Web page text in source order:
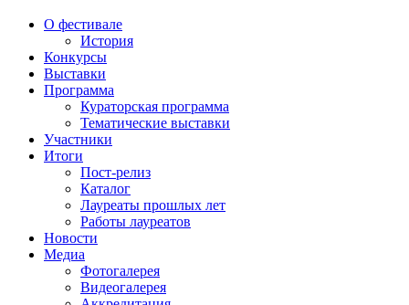
О фестивале
История
Конкурсы
Выставки
Программа
Кураторская программа
Тематические выставки
Участники
Итоги
Пост-релиз
Каталог
Лауреаты прошлых лет
Работы лауреатов
Новости
Медиа
Фотогалерея
Видеогалерея